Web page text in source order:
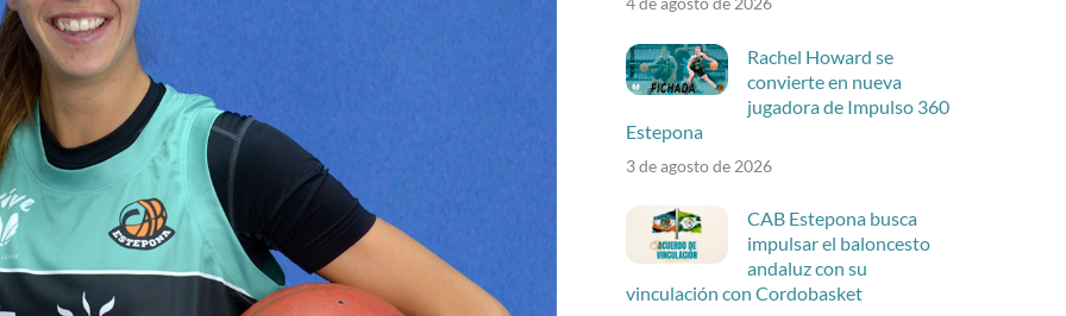
Rachel Howard se
convierte en nueva
jugadora de Impulso 360
Estepona
3 de agosto de 2026
CAB Estepona busca
impulsar el baloncesto
andaluz con su
vinculación con Cordobasket